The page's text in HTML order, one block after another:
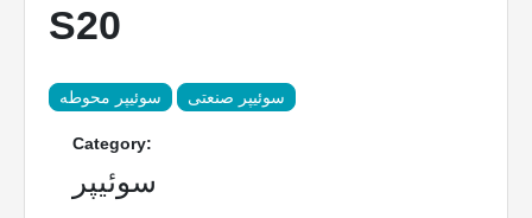
S20
سوئیپر محوطه سوئیپر صنعتی
Category:
سوئیپر